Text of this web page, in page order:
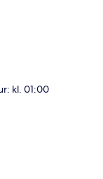
kl. 01:00